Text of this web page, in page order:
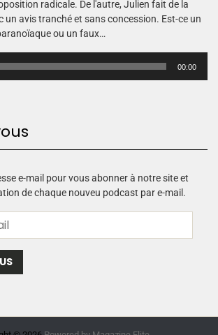
radicale. De l'autre, Julien fait de la
un avis tranché et sans concession. Est-ce un
ou un faux…
00:00
e-mail pour vous abonner à notre site et
de chaque nouveu podcast par e-mail.